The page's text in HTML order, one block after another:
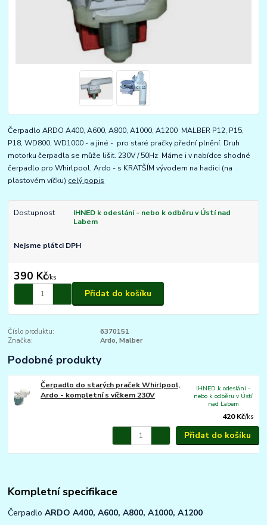
Čerpadlo ARDO A400, A600, A800, A1000, A1200 MALBER P12, P15,
P18, WD800, WD1000 - a jiné - pro staré pračky přední plnění. Druh
motorku čerpadla se může lišit. 230V / 50Hz Máme i v nabídce shodné
čerpadlo pro Whirlpool, Ardo - s KRATŠÍM vývodem na hadici (na
plastovém víčku) celý popis
Dostupnost
IHNED k odeslání - nebo k odběru v Ústí nad
Labem
Nejsme plátci DPH
390 Kč/ks
Přidat do košíku
Číslo produktu:
6370151
Značka:
Ardo, Malber
Podobné produkty
Čerpadlo do starých praček Whirlpool,
Ardo - kompletní s víčkem 230V
420 Kč/ks
IHNED k odeslání -
nebo k odběru v Ústí
nad Labem
Přidat do košíku
Kompletní specifikace
ČerpadloARDO A400, A600, A800, A1000, A1200